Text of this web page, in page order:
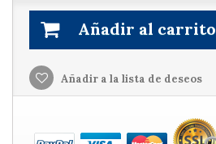
Añadir al carrito
Añadir a la lista de deseos